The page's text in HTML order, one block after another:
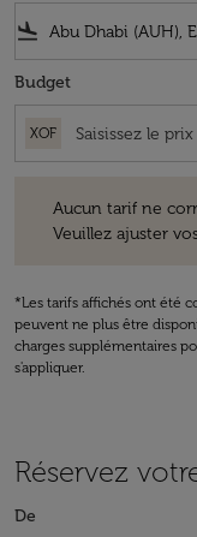
flight_land
Budget
XOF
Aucun tarif ne
Veuillez ajuster
*Les tarifs affichés ont été
peuvent ne plus être
charges supplémentaires
s'appliquer.
Réservez
De